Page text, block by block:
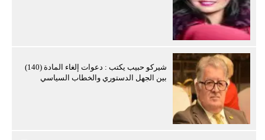
شيركو حبيب يكتب : دعوات إلغاء المادة (140)
بين الجهل الدستوري والخطاب السياسي